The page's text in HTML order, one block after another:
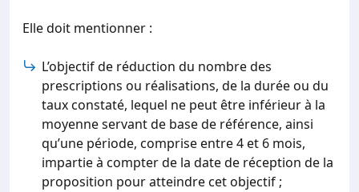
Elle doit mentionner :
L’objectif de réduction du nombre des
prescriptions ou réalisations, de la durée ou du
taux constaté, lequel ne peut être inférieur à la
moyenne servant de base de référence, ainsi
qu’une période, comprise entre 4 et 6 mois,
impartie à compter de la date de réception de la
proposition pour atteindre cet objectif ;